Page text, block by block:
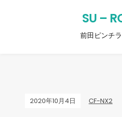
SU –
前田ピンチ
2020年10月4日 CF-NX2